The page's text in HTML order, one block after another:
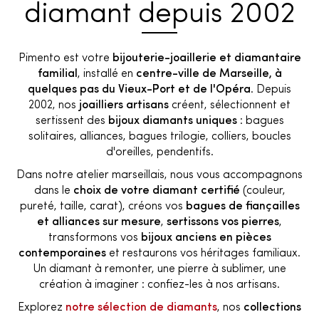
diamant depuis 2002
Pimento est votre bijouterie-joaillerie et diamantaire
familial, installé en centre-ville de Marseille, à
quelques pas du Vieux-Port et de l'Opéra. Depuis
2002, nos joailliers artisans créent, sélectionnent et
sertissent des bijoux diamants uniques: bagues
solitaires, alliances, bagues trilogie, colliers, boucles
d'oreilles, pendentifs.
Dans notre atelier marseillais, nous vous accompagnons
dans le choix de votre diamant certifié (couleur,
pureté, taille, carat), créons vos bagues de fiançailles
et alliances sur mesure, sertissons vos pierres,
transformons vos bijoux anciens en pièces
contemporaines et restaurons vos héritages familiaux.
Un diamant à remonter, une pierre à sublimer, une
création à imaginer : confiez-les à nos artisans.
Explorez notre sélection de diamants, nos collections